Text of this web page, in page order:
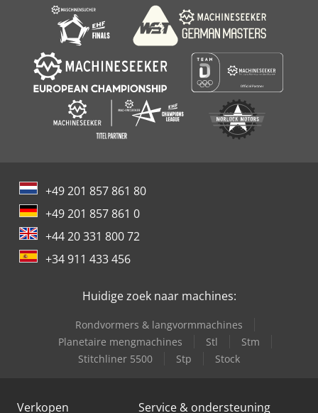
+49 201 857 861 80
+49 201 857 861 0
+44 20 331 800 72
+34 911 433 456
Huidige zoek naar machines:
Rondvormers & langvormmachines
Planetaire mengmachines
Stl
Stm
Stitchliner 5500
Stp Stock
Verkopen Service & ondersteuning